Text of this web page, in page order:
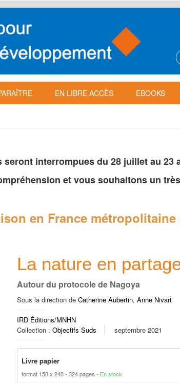
EN LIBRE ACCÈS EBOOKS
interrompues du 28 juillet au 23
et vous souhaitons un
en France métropolitaine
La nature en
Autour du protocole de Nagoya
Sous la direction de Catherine Aubertin, Anne Nivart
IRD Éditions/MNHN
Collection : Objectifs Suds septembre 2021
Livre papier
format 150 x 240 324 pages En stock